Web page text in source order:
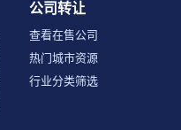
公司转让
查看在售公司
热门城市资源
行业分类筛选